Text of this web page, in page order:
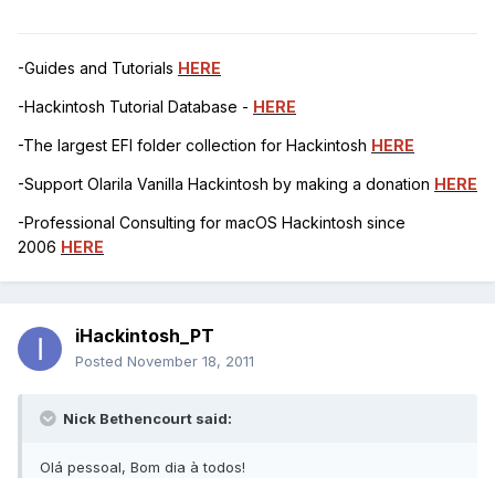
-Guides and Tutorials HERE
-Hackintosh Tutorial Database - HERE
-The largest EFI folder collection for Hackintosh HERE
-Support Olarila Vanilla Hackintosh by making a donation HERE
-Professional Consulting for macOS Hackintosh since
2006 HERE
iHackintosh_PT
Posted November 18, 2011
Nick Bethencourt said:
Olá pessoal, Bom dia à todos!